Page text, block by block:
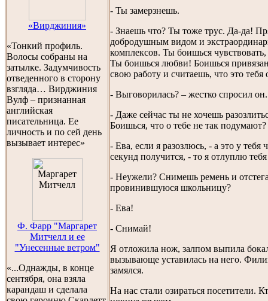
«Вирджиния»
«Тонкий профиль.
Волосы собраны на
затылке. Задумчивость
отведенного в сторону
взгляда… Вирджиния
Вулф – признанная
английская
писательница. Ее
личность и по сей день
вызывает интерес»
Ф. Фарр "Маргарет
Митчелл и ее
"Унесенные ветром"
«...Однажды, в конце
сентября, она взяла
карандаш и сделала
- Ты замерзнешь.
- Знаешь что? Ты тоже трус. Да-да!
добродушным видом и
комплексов. Ты боишься
Ты боишься любви! Боишься
свою работу и считаешь, что это тебя
- Выговорилась? – жестко спросил
- Даже сейчас ты не хочешь
Боишься, что о тебе не так подумают?
- Ева, если я разозлюсь, - а это у тебя
секунд получится, - то я отлуплю
- Неужели? Снимешь ремень и
провинившуюся школьницу?
- Ева!
- Снимай!
Я отложила нож, залпом выпила
вызывающе уставилась на него.
замялся.
На нас стали озираться посетители.